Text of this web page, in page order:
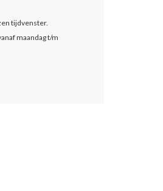
tijdvenster.
maandag t/m